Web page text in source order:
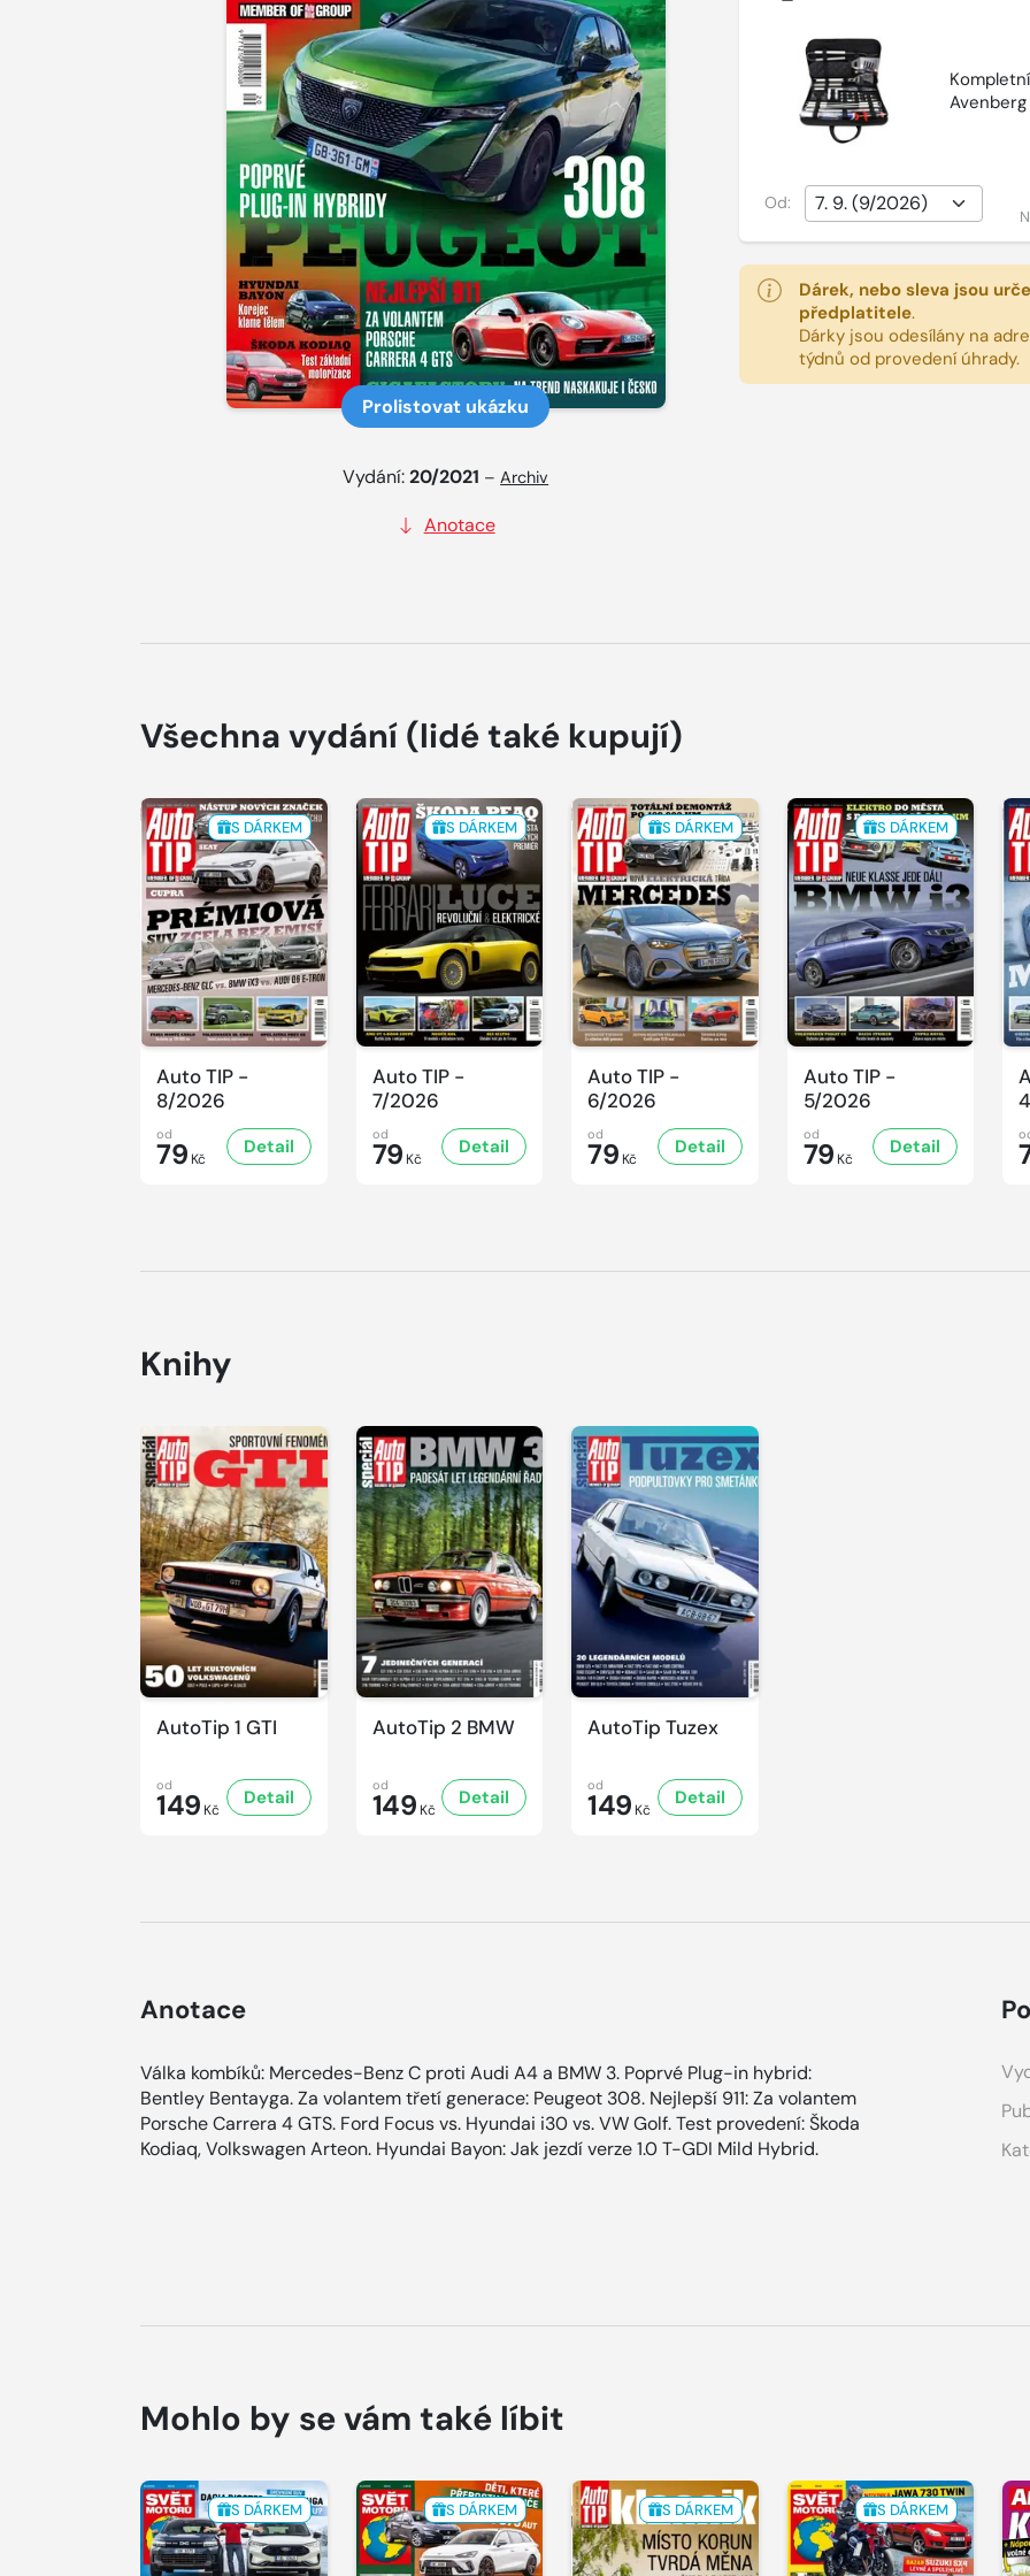
Prolistovat ukázku
Vydání:20/2021 –Archiv
Anotace
Avenberg
Od:
Dárek, nebo sleva jsou
předplatitele.
Dárky jsou odesílány na
týdnů od provedení úhrady.
Všechna vydání (lidé také kupují)
S DÁRKEM
Auto TIP -
8/2026
od
79 Kč
Detail
S DÁRKEM
Auto TIP -
7/2026
od
79 Kč
Detail
S DÁRKEM
Auto TIP -
6/2026
od
79 Kč
Detail
S DÁRKEM
Auto TIP -
5/2026
od
79 Kč
Detail
Knihy
AutoTip 1 GTI
od
149 Kč
Detail
AutoTip 2 BMW
od
149 Kč
Detail
AutoTip Tuzex
od
149 Kč
Detail
Anotace
Válka kombíků: Mercedes-Benz C proti Audi A4 a BMW 3. Poprvé Plug-in hybrid:
Bentley Bentayga. Za volantem třetí generace: Peugeot 308. Nejlepší 911: Za volantem
Porsche Carrera 4 GTS. Ford Focus vs. Hyundai i30 vs. VW Golf. Test provedení: Škoda
Kodiaq, Volkswagen Arteon. Hyundai Bayon: Jak jezdí verze 1.0 T-GDI Mild Hybrid.
Mohlo by se vám také líbit
S DÁRKEM S DÁRKEM S DÁRKEM S DÁRKEM